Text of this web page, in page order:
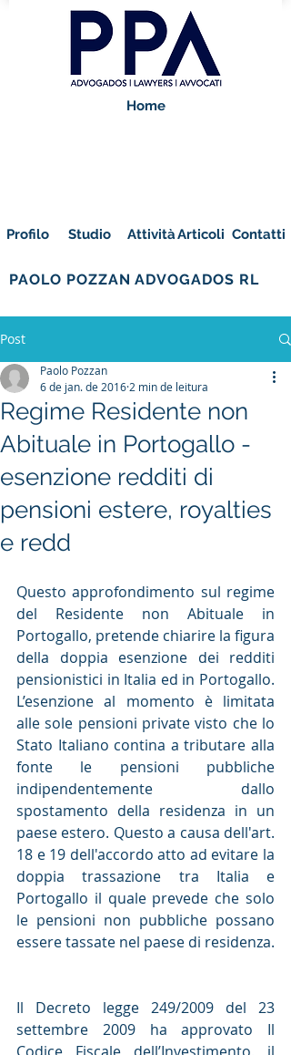
Home
Profilo Studio AttivitàArticoli Contatti
PAOLO POZZAN ADVOGADOS RL
Post
Regime Residente non
Abituale in Portogallo -
esenzione redditi di
pensioni estere, royalties
e redd
Paolo Pozzan
6 de jan. de 2016 2 min de leitura
Questo approfondimento sul regime
del Residente non Abituale in
Portogallo, pretende chiarire la figura
della doppia esenzione dei redditi
pensionistici in Italia ed in Portogallo.
L’esenzione al momento è limitata
alle sole pensioni private visto che lo
Stato Italiano contina a tributare alla
fonte le pensioni pubbliche
indipendentemente dallo
spostamento della residenza in un
paese estero. Questo a causa dell'art.
18 e 19 dell'accordo atto ad evitare la
doppia trassazione tra Italia e
Portogallo il quale prevede che solo
le pensioni non pubbliche possano
essere tassate nel paese di residenza.
Il Decreto legge 249/2009 del 23
settembre 2009 ha approvato Il